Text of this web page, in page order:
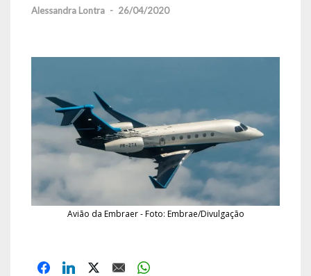
Alessandra Lontra - 26/04/2020
Avião da Embraer - Foto: Embrae/Divulgação